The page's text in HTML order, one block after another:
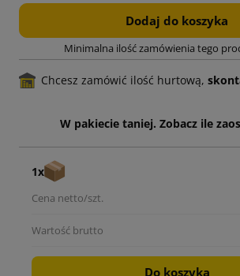
Dodaj do koszyka
Minimalna ilość zamówienia tego
Chcesz zamówić ilość hurtową,
W pakiecie taniej. Zobacz ile
1x
Do koszyka